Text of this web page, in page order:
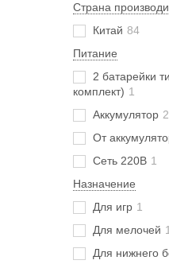
Страна
Китай 84
Питание
2 батарейки
комплект) 1
Аккумулятор 2
От
Сеть 220В 1
Назначение
Для игр 1
Для мелочей 1
Для нижнего